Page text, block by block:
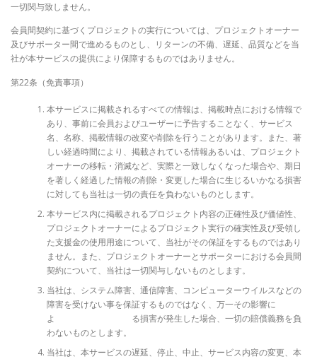
一切関与致しません。
会員間契約に基づくプロジェクトの実行については、プロジェクトオーナー
及びサポーター間で進めるものとし、リターンの不備、遅延、品質などを当
社が本サービスの提供により保障するものではありません。
第22条（免責事項）
本サービスに掲載されるすべての情報は、掲載時点における情報で
あり、事前に会員およびユーザーに予告することなく、サービス
名、名称、掲載情報の改変や削除を行うことがあります。また、著
しい経過時間により、掲載されている情報あるいは、プロジェクト
オーナーの移転・消滅など、実際と一致しなくなった場合や、期日
を著しく経過した情報の削除・変更した場合に生じるいかなる損害
に対しても当社は一切の責任を負わないものとします。
本サービス内に掲載されるプロジェクト内容の正確性及び価値性、
プロジェクトオーナーによるプロジェクト実行の確実性及び受領し
た支援金の使用用途について、当社がその保証をするものではあり
ません。また、プロジェクトオーナーとサポーターにおける会員間
契約について、当社は一切関与しないものとします。
当社は、システム障害、通信障害、コンピューターウイルスなどの
障害を受けない事を保証するものではなく、万一その影響に
よ る損害が発生した場合、一切の賠償義務を負
わないものとします。
当社は、本サービスの遅延、停止、中止、サービス内容の変更、本